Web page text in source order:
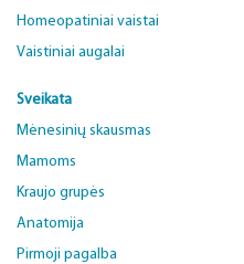
Homeopatiniai vaistai
Vaistiniai augalai
Sveikata
Mėnesinių skausmas
Mamoms
Kraujo grupės
Anatomija
Pirmoji pagalba